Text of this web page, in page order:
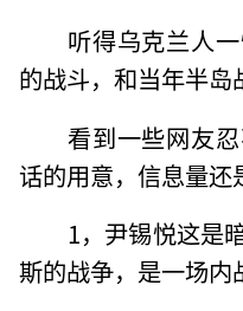
听得乌克兰人
的战斗，和当年半岛
看到一些网友
话的用意，信息量还
1，尹锡悦这是
斯的战争，是一场内